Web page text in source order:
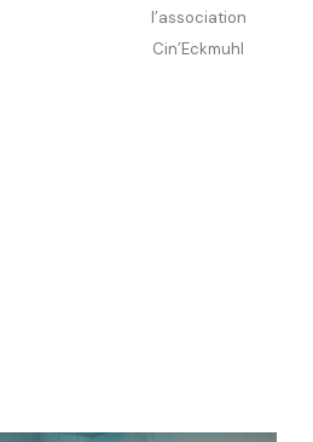
l’association
Cin’Eckmuhl